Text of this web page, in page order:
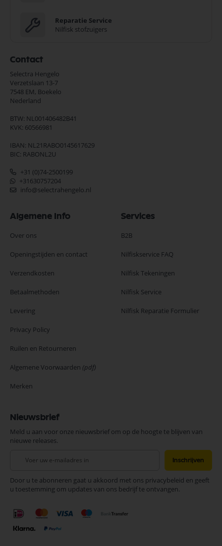
Reparatie Service
Nilfisk stofzuigers
Contact
Selectra Hengelo
Verzetslaan 13-7
7548 EM, Boekelo
Nederland
BTW: NL001406482B41
KVK: 60566981
IBAN: NL21RABO0145617629
BIC: RABONL2U
+31 (0)74-2500199
+31630757204
info@selectrahengelo.nl
Algemene Info
Over ons
Openingstijden en contact
Verzendkosten
Betaalmethoden
Levering
Privacy Policy
Ruilen en Retourneren
Algemene Voorwaarden (pdf)
Merken
Services
B2B
Nilfiskservice FAQ
Nilfisk Tekeningen
Nilfisk Service
Nilfisk Reparatie Formulier
Nieuwsbrief
Meld u aan voor onze nieuwsbrief om op de hoogte te blijven van
nieuwe releases.
onze
nieuwsbrief
Inschrijven
Door u te abonneren gaat u akkoord met ons privacybeleid en geeft
u toestemming om updates van ons bedrijf te ontvangen.